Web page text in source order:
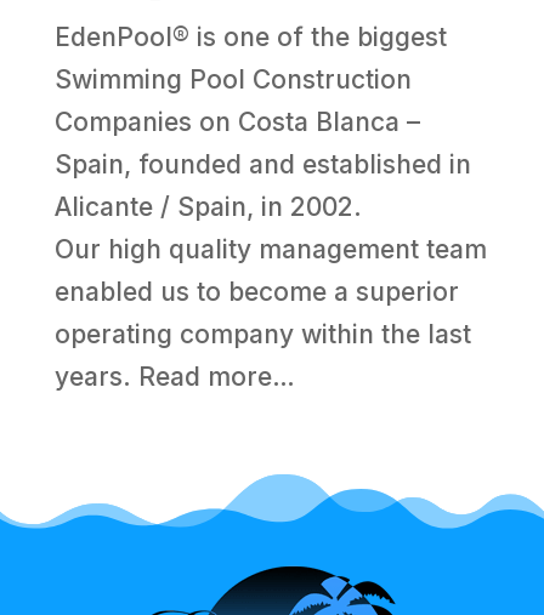
EdenPool® is one of the biggest
Swimming Pool Construction
Companies on Costa Blanca –
Spain, founded and established in
Alicante / Spain, in 2002.
Our high quality management team
enabled us to become a superior
operating company within the last
years. Read more…